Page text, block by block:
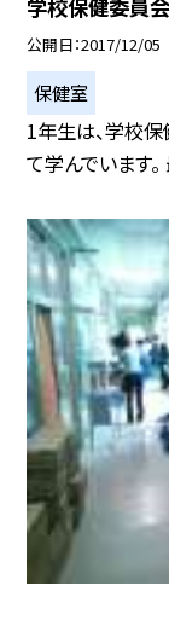
学校保健委員会
公開日 2017/12/05
保健室
1年生は、学校保
て学んでいます